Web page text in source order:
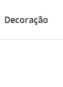
Decoração